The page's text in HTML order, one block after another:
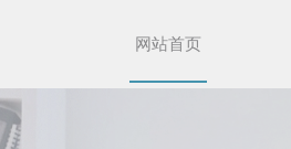
网站首页